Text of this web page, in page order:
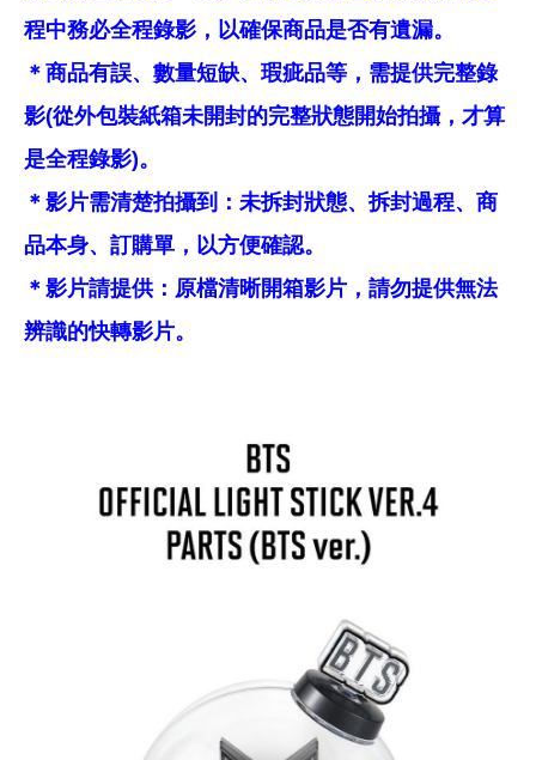
程中務必全程錄影，以確保商品是否有遺漏。
＊商品有誤、數量短缺、瑕疵品等，需提供完整錄
影(從外包裝紙箱未開封的完整狀態開始拍攝，才算
是全程錄影)。
＊影片需清楚拍攝到：未拆封狀態、拆封過程、商
品本身、訂購單，以方便確認。
＊影片請提供：原檔清晰開箱影片，請勿提供無法
辨識的快轉影片。